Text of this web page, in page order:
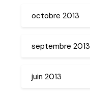
octobre 2013
septembre 2013
juin 2013